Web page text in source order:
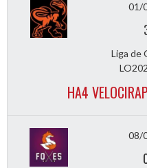
01/
Liga de
HA4
08/